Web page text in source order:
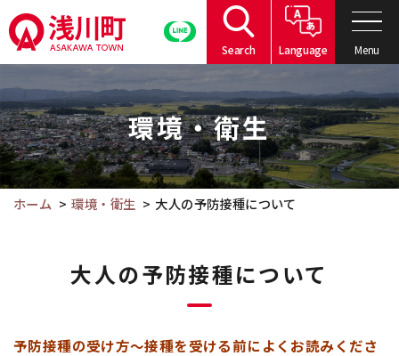
の
ペ
ー
ジ
の
本
文
へ
Search Language Menu
こ
か
ら
本
文
環境・衛生
ホーム 環境・衛生 大人の予防接種について
大人の予防接種について
予防接種の受け方～接種を受ける前によくお読みくださ